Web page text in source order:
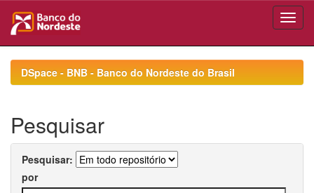
navigationDSpace - BNB - Banco do Nordeste do Brasil
Pesquisar
Pesquisar:
por